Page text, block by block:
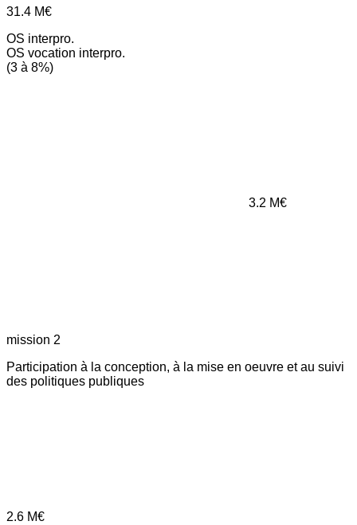
31.4 M€
OS interpro.
OS vocation interpro.
(3 à 8%)
3.2 M€
mission 2
Participation à la conception, à la mise en oeuvre et au suivi
des politiques publiques
2.6 M€